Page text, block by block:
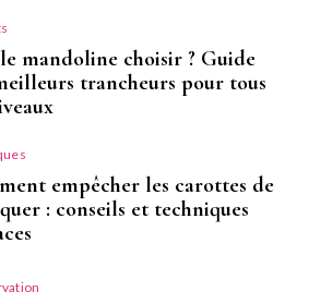
mandoline choisir ? Guide
trancheurs pour tous
empêcher les carottes de
: conseils et techniques